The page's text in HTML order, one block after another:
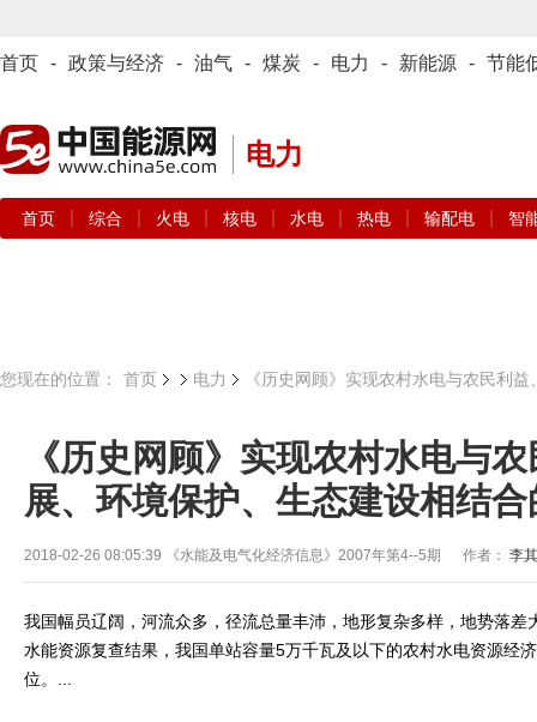
首页 - 政策与经济 - 油气 - 煤炭 - 电力 - 新能源 - 节能
电力
首页 综合 火电 核电 水电 热电 输配电 智
您现在的位置： 首页 电力 《历史网顾》实现农村水电与农民利
《历史网顾》实现农村水电与
展、环境保护、生态建设相结
2018-02-26 08:05:39 《水能及电气化经济信息》2007年第4--5期 作者： 李
我国幅员辽阔，河流众多，径流总量丰沛，地形复杂多样，地势落
水能资源复查结果，我国单站容量5万千瓦及以下的农村水电资源经
位。...